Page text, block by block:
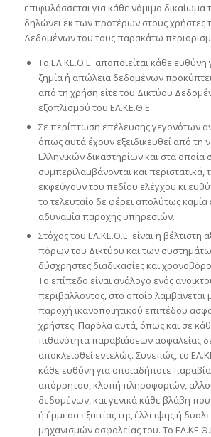
επιφυλάσσεται για κάθε νόμιμο δικαίωμα
δηλώνει εκ των προτέρων στους χρήστες
Δεδομένων του τους παρακάτω
Το ΕΛ.ΚΕ.Θ.Ε. αποποιείται κάθε ευθύνη
ζημία ή απώλεια δεδομένων
από τη χρήση είτε του Δικτύου
εξοπλισμού του ΕΛ.ΚΕ.Θ.Ε.
Σε περίπτωση επέλευσης γεγονότων
όπως αυτά έχουν εξειδικευθεί από τη
Ελληνικών δικαστηρίων και στα
συμπεριλαμβάνονται και περιστατικά,
εκφεύγουν του πεδίου ελέγχου κι
το τελευταίο δε φέρει απολύτως καμία
αδυναμία παροχής υπηρεσιών.
Στόχος του ΕΛ.ΚΕ.Θ.Ε. είναι η βέλτιστη
πόρων του Δικτύου και των
δύσχρηστες διαδικασίες και
Το επίπεδο είναι ανάλογο ενός
περιβάλλοντος, στο οποίο λαμβάνεται
παροχή ικανοποιητικού επιπέδου
χρήστες. Παρόλα αυτά, όπως και σε
πιθανότητα παραβιάσεων ασφαλείας
αποκλεισθεί εντελώς. Συνεπώς, το
κάθε ευθύνη για οποιαδήποτε
απόρρητου, κλοπή πληροφοριών,
δεδομένων, και γενικά κάθε βλάβη
ή έμμεσα εξαιτίας της έλλειψης ή
μηχανισμών ασφαλείας του. Το